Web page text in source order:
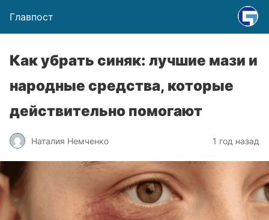
Главпост
Как убрать синяк: лучшие мази и
народные средства, которые
действительно помогают
Наталия Немченко 1 год назад